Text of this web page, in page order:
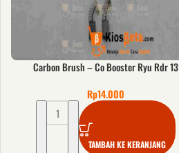
Carbon Brush – Co Booster Ryu Rdr 13
Rp14.000
TAMBAH KE KERANJANG